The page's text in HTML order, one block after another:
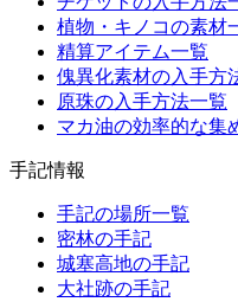
植物・キノコの素材
精算アイテム一覧
傀異化素材の入手方
原珠の入手方法一覧
マカ油の効率的な集
手記情報
手記の場所一覧
密林の手記
城塞高地の手記
大社跡の手記